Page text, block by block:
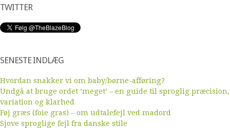
TWITTER
SENESTE INDLÆG
Hvordan snakker vi om baby/børne-afføring?
Undgå at bruge ordet ’meget’ – en guide til sproglig præcision,
variation og klarhed
Føj græs (foie gras) – om udtalefejl ved madord
Sjove sproglige fejl fra danske stile